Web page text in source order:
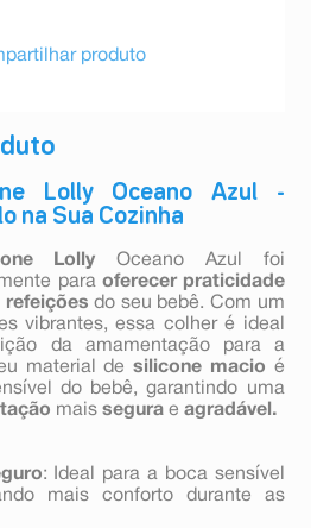
Lolly Oceano Azul -
na Sua Cozinha
LollyOceano Azul foi
para oferecer praticidade
refeições do seu bebê. Com um
vibrantes, essa colher é ideal
da amamentação para a
material desilicone macio é
do bebê, garantindo uma
maissegura eagradável.
: Ideal para a boca sensível
mais conforto durante as
produto